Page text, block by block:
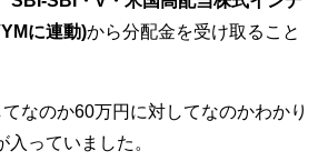
に連動)から分配金を受け取ること
なのか60万円に対してなのかわかり
入っていました。